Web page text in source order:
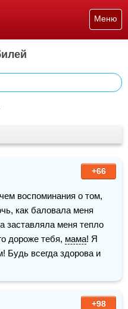
Меню
+66
воспоминания о том,
как баловала меня
заставляла меня тепло
дороже тебя, мама! Я
всегда здорова и
+98